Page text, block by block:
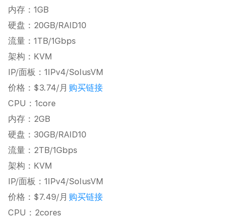
内存：1GB
硬盘：20GB/RAID10
流量：1TB/1Gbps
架构：KVM
IP/面板：1IPv4/SolusVM
价格：$3.74/月 购买链接
CPU：1core
内存：2GB
硬盘：30GB/RAID10
流量：2TB/1Gbps
架构：KVM
IP/面板：1IPv4/SolusVM
价格：$7.49/月 购买链接
CPU：2cores